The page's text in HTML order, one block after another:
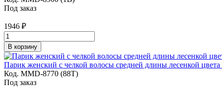
Под заказ
1946 ₽
В корзину
Парик женский с челкой волосы средней длины лесенкой
Код. MMD-8770 (88T)
Под заказ